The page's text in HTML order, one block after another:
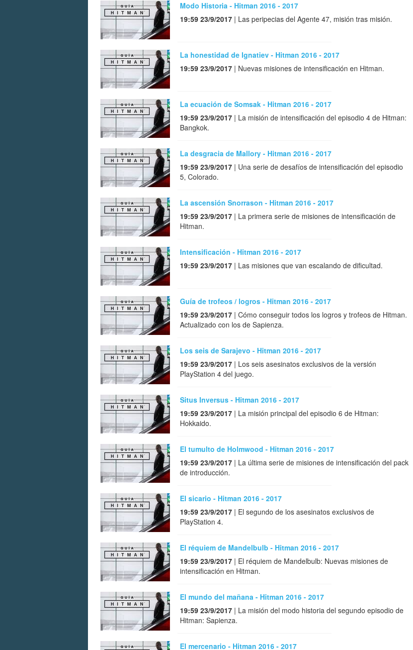
Modo Historia - Hitman 2016 - 2017
19:59 23/9/2017 | Las peripecias del Agente 47, misión tras misión.
La honestidad de Ignatiev - Hitman 2016 - 2017
19:59 23/9/2017 | Nuevas misiones de intensificación en Hitman.
La ecuación de Somsak - Hitman 2016 - 2017
19:59 23/9/2017 | La misión de intensificación del episodio 4 de Hitman:
Bangkok.
La desgracia de Mallory - Hitman 2016 - 2017
19:59 23/9/2017 | Una serie de desafíos de intensificación del episodio
5, Colorado.
La ascensión Snorrason - Hitman 2016 - 2017
19:59 23/9/2017 | La primera serie de misiones de intensificación de
Hitman.
Intensificación - Hitman 2016 - 2017
19:59 23/9/2017 | Las misiones que van escalando de dificultad.
Guía de trofeos / logros - Hitman 2016 - 2017
19:59 23/9/2017 | Cómo conseguir todos los logros y trofeos de Hitman.
Actualizado con los de Sapienza.
Los seis de Sarajevo - Hitman 2016 - 2017
19:59 23/9/2017 | Los seis asesinatos exclusivos de la versión
PlayStation 4 del juego.
Situs Inversus - Hitman 2016 - 2017
19:59 23/9/2017 | La misión principal del episodio 6 de Hitman:
Hokkaido.
El tumulto de Holmwood - Hitman 2016 - 2017
19:59 23/9/2017 | La última serie de misiones de intensificación del pack
de introducción.
El sicario - Hitman 2016 - 2017
19:59 23/9/2017 | El segundo de los asesinatos exclusivos de
PlayStation 4.
El réquiem de Mandelbulb - Hitman 2016 - 2017
19:59 23/9/2017 | El réquiem de Mandelbulb: Nuevas misiones de
intensificación en Hitman.
El mundo del mañana - Hitman 2016 - 2017
19:59 23/9/2017 | La misión del modo historia del segundo episodio de
Hitman: Sapienza.
El mercenario - Hitman 2016 - 2017